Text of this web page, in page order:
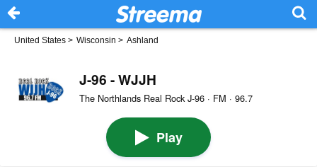
United States > Wisconsin > Ashland
J-96 - WJJH
The Northlands Real Rock J-96 · FM · 96.7
Play